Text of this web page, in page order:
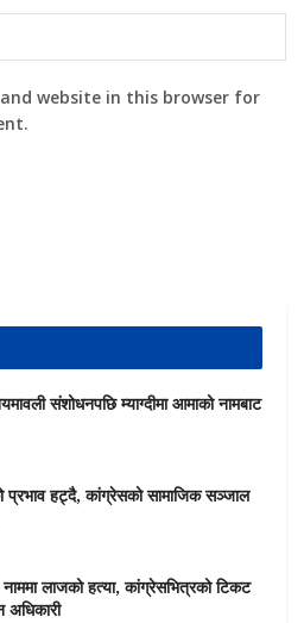
website in this browser for
संशोधनपछि म्याग्दीमा आमाको नामबाट
प्रभाव हट्दै, कांग्रेसको सामाजिक सञ्जाल
लाजको हत्या, कांग्रेसभित्रको टिकट
अधिकारी